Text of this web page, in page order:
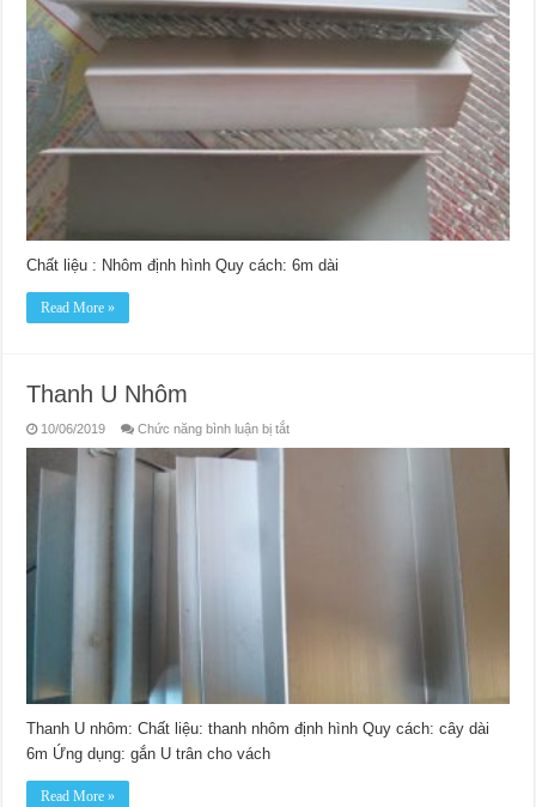
Đi
Chất liệu : Nhôm định hình Quy cách: 6m dài
Read More »
Thanh U Nhôm
10/06/2019 Chức năng bình luận bị tắtở
Thanh U nhôm: Chất liệu: thanh nhôm định hình Quy cách: cây dài
6m Ứng dụng: gắn U trân cho vách
Read More »